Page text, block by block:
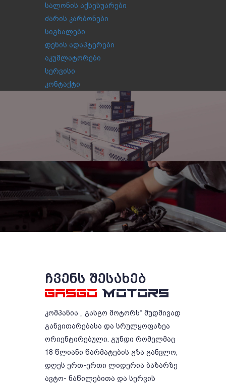
სალონის აქსესუარები
ძარის კარბონები
სიგნალები
დენის ადაპტერები
აკუმლატორები
სერვისი
კონტაქტი
ᲩᲕᲔᲜᲡ ᲨᲔᲡᲐᲮᲔᲑ
GASGO MOTORS
კომპანია „ გასგო მოტორს“ მუდმივად
განვითარებასა და სრულყოფაზეა
ორიენტირებული. გუნდი რომელმაც
18 წლიანი წარმატების გზა განვლო,
დღეს ერთ-ერთი ლიდერია ბაზარზე
ავტო- ნაწილებითა და სერვის